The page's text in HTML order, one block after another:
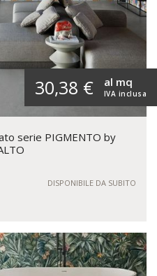
30,38 € IVA inclusa
al mq
serie PIGMENTO by
DISPONIBILE DA SUBITO